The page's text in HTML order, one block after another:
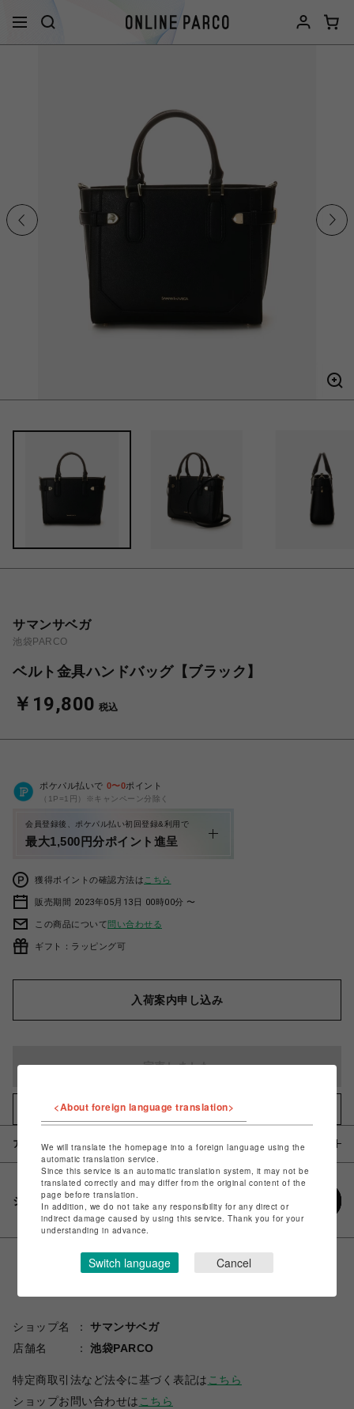
サマンサベガ
池袋PARCO
ベルト金具ハンドバッグ【ブラック】
￥19,800 税込
ポケパル払いで 0〜0ポイント
（1P=1円）※キャンペーン分除く
会員登録後、ポケパル払い初回登録&利用で
最大1,500円分ポイント進呈
獲得ポイントの確認方法は こちら
販売期間 2023年05月13日 00時00分 〜
この商品について問い合わせる
ギフト：ラッピング可
入荷案内申し込み
完売しました
お気に入りアイテムに追加
アイテム説明 / 素材
シェアする
ショップ名
サマンサベガ
店舗名
池袋PARCO
特定商取引法など法令に基づく表記は こちら
ショップお問い合わせは こちら
<About foreign language translation>
We will translate the homepage into a foreign language using the
automatic translation service.
Since this service is an automatic translation system, it may not be
translated correctly and may differ from the original content of the
page before translation.
In addition, we do not take any responsibility for any direct or
indirect damage caused by using this service. Thank you for your
understanding in advance.
Switch language Cancel